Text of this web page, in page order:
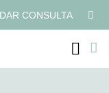
CONSULTA